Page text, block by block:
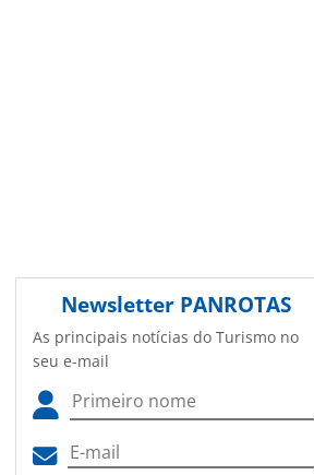
Newsletter PANROTAS
As principais notícias do Turismo no
seu e-mail